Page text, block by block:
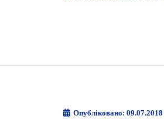
Опубліковано: 09.07.2018